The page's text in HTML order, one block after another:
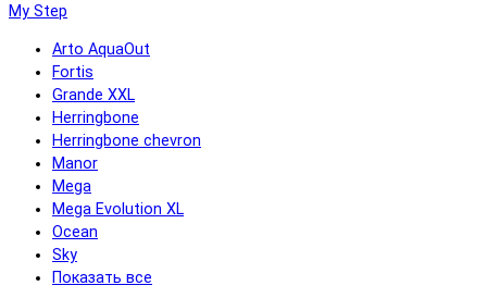
My Step
Arto AquaOut
Fortis
Grande XXL
Herringbone
Herringbone chevron
Manor
Mega
Mega Evolution XL
Ocean
Sky
Показать все